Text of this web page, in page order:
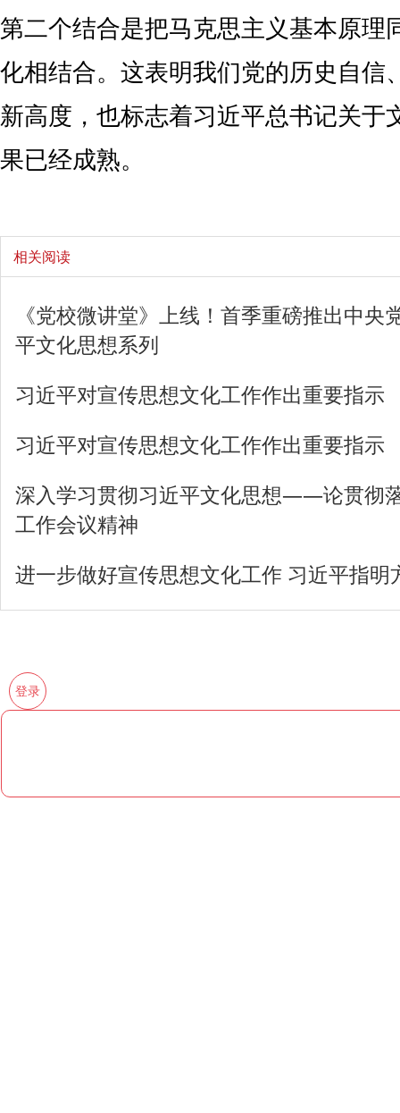
第二个结合是把马克思主义基本原理
化相结合。这表明我们党的历史自信
新高度，也标志着习近平总书记关于
果已经成熟。
相关阅读
《党校微讲堂》上线！首季重磅推出中央
平文化思想系列
习近平对宣传思想文化工作作出重要指示
习近平对宣传思想文化工作作出重要指示
深入学习贯彻习近平文化思想——论贯彻
工作会议精神
进一步做好宣传思想文化工作 习近平指明
登录